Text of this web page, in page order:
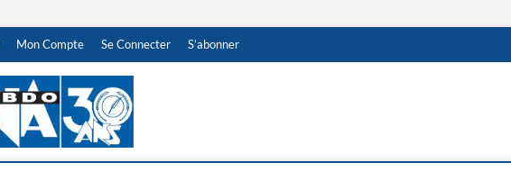
Mon Compte Se Connecter S’abonner
NDJAMENA HEBDO